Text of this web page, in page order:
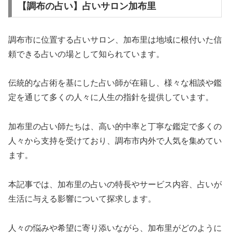
【調布の占い】占いサロン加布里
調布市に位置する占いサロン、加布里は地域に根付いた信
頼できる占いの場として知られています。
伝統的な占術を基にした占い師が在籍し、様々な相談や鑑
定を通じて多くの人々に人生の指針を提供しています。
加布里の占い師たちは、高い的中率と丁寧な鑑定で多くの
人々から支持を受けており、調布市内外で人気を集めてい
ます。
本記事では、加布里の占いの特長やサービス内容、占いが
生活に与える影響について探求します。
人々の悩みや希望に寄り添いながら、加布里がどのように